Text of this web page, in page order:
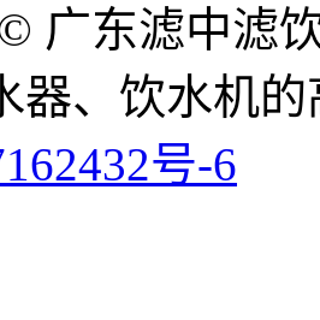
广东滤中滤
器、饮水机
号-6